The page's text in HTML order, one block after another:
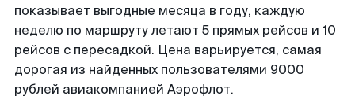
показывает выгодные месяца в году, каждую
неделю по маршруту летают 5 прямых рейсов и 10
рейсов с пересадкой. Цена варьируется, самая
дорогая из найденных пользователями 9000
рублей авиакомпанией Аэрофлот.